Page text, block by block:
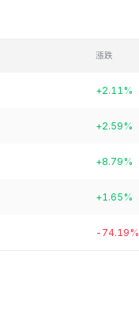
漲跌
+2.11%
+2.59%
+8.79%
+1.65%
-74.19%